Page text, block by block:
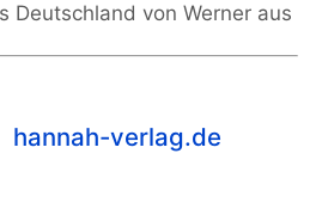
Deutschland von Werner aus
hannah-verlag.de